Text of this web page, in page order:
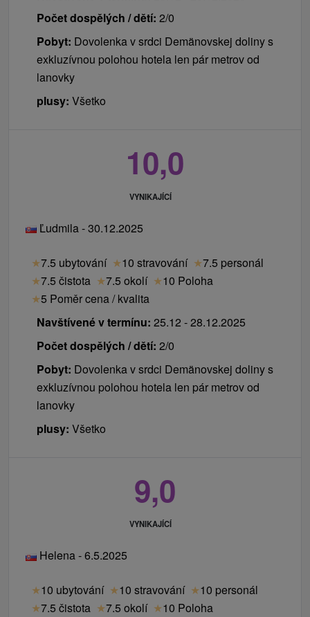
Hotelu SOREA URAN v Tatranské Lomnici
Hotelu SOREA TITRIS v Tatranské Lomnici
20 % sleva do BOWLING centra v Hotelu SOREA
HUTNÍK v Tatranských Matliarov
30 % sleva na další vstupy do krytého bazénu s
Děti do 2,99 let bez nároku na lůžko a služby
1 dítě 3 - 7,99 let na přistýlce včetně ubytování a
ZDARMA (neplatí pro cenově zvýhodněné osoby
SENIOR).
Ceník - Příplatky
masáže, zábaly, fitness centrum
Platí se místě při příjezdu
daň za ubytování 1,50 € / osoba / noc
za ubytování se zvířetem 20,00 € / zvíře / noc
stabilizační svalstvo. Feldenkraisová metoda je určena
pro všechny věkové kategorie. Zažijte to blažené
uvolnění a snadný pohyb bez bolesti!
Počet dospělých / dětí: 2/0
Pobyt: Dovolenka v srdci Demänovskej doliny s
exkluzívnou polohou hotela len pár metrov od
lanovky
plusy: Všetko
10,0
VYNIKAJÍCÍ
Ľudmila - 30.12.2025
★7.5 ubytování ★10 stravování ★7.5 personál
★7.5 čistota ★7.5 okolí ★10 Poloha
★5 Poměr cena / kvalita
Navštívené v termínu: 25.12 - 28.12.2025
Počet dospělých / dětí: 2/0
Pobyt: Dovolenka v srdci Demänovskej doliny s
exkluzívnou polohou hotela len pár metrov od
lanovky
plusy: Všetko
9,0
VYNIKAJÍCÍ
Helena - 6.5.2025
★10 ubytování ★10 stravování ★10 personál
★7.5 čistota ★7.5 okolí ★10 Poloha